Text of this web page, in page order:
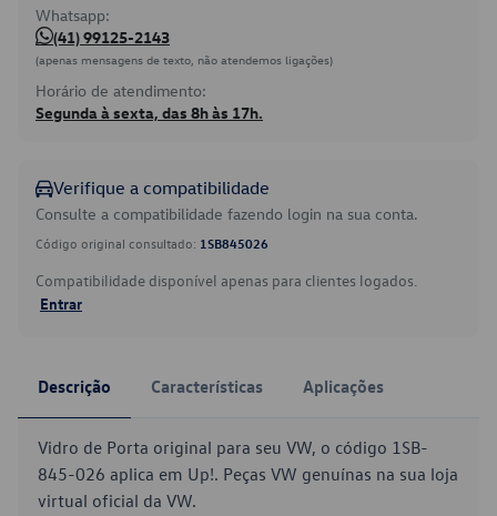
Whatsapp:
(41) 99125-2143
(apenas mensagens de texto, não atendemos ligações)
Horário de atendimento:
Segunda à sexta, das 8h às 17h.
Verifique a compatibilidade
Consulte a compatibilidade fazendo login na sua conta.
Código original consultado: 1SB845026
Compatibilidade disponível apenas para clientes logados.
Entrar
Descrição Características Aplicações
Vidro de Porta original para seu VW, o código 1SB-
845-026 aplica em Up!. Peças VW genuínas na sua loja
virtual oficial da VW.